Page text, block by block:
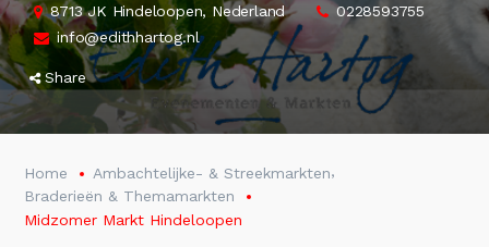
8713 JK Hindeloopen, Nederland
0228593755
info@edithhartog.nl
Share
Home Ambachtelijke- & Streekmarkten,
Braderieën & Themamarkten
Midzomer Markt Hindeloopen